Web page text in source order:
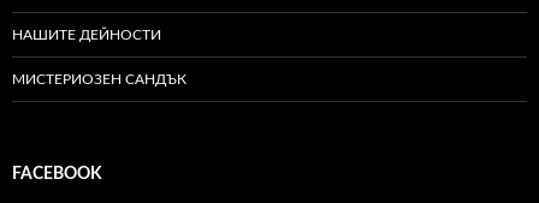
НАШИТЕ ДЕЙНОСТИ
МИСТЕРИОЗЕН САНДЪК
FACEBOOK